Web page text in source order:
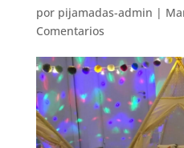
por pijamadas-admin |
Comentarios